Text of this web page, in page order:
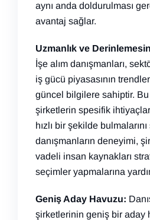
aynı anda doldurulması
avantaj sağlar.
Uzmanlık ve
İşe alım danışmanları,
iş gücü piyasasının
güncel bilgilere sahiptir.
şirketlerin spesifik
hızlı bir şekilde
danışmanların deneyimi,
vadeli insan kaynakları
seçimler yapmalarına
Geniş Aday Havuzu:
şirketlerinin geniş bir aday